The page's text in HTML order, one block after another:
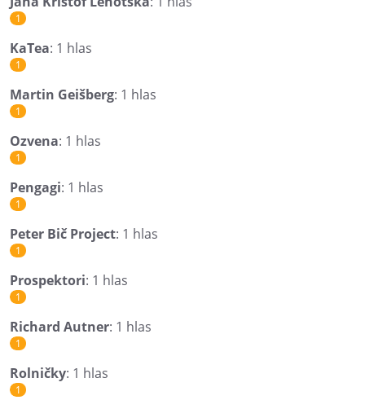
1
KaTea: 1 hlas
1
Martin Geišberg: 1 hlas
1
Ozvena: 1 hlas
1
Pengagi: 1 hlas
1
Peter Bič Project: 1 hlas
1
Prospektori: 1 hlas
1
Richard Autner: 1 hlas
1
Rolničky: 1 hlas
1